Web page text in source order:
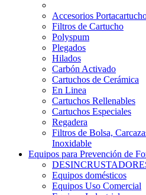
Accesorios
Filtros de Cartucho
Polyspum
Plegados
Hilados
Carbón Activado
Cartuchos de Cerámica
En Linea
Cartuchos Rellenables
Cartuchos Especiales
Regadera
Filtros de Bolsa,
Inoxidable
Equipos para Prevención de
Equipos domésticos
Equipos Uso Comercial